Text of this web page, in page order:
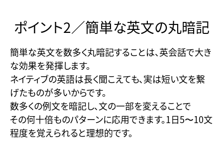
ポイント2／簡単な英文の丸暗記
簡単な英文を数多く丸暗記することは、英会話で大き
な効果を発揮します。
ネイティブの英語は長く聞こえても、実は短い文を繋
げたものが多いからです。
数多くの例文を暗記し、文の一部を変えることで
その何十倍ものパターンに応用できます。1日5〜10文
程度を覚えられると理想的です。